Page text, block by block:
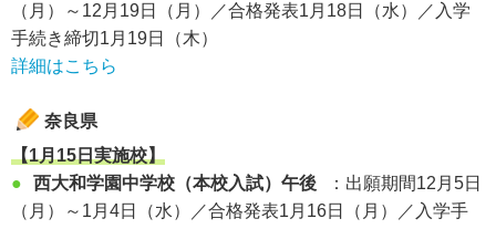
（月）～12月19日（月）／合格発表1月18日（水）／入学
手続き締切1月19日（木）
詳細はこちら
奈良県
【1月15日実施校】
●
西大和学園中学校（本校入試）午後
：出願期間12月5日
（月）～1月4日（水）／合格発表1月16日（月）／入学手